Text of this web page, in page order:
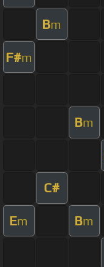
Bm
F#m
Bm
C#
Em Bm